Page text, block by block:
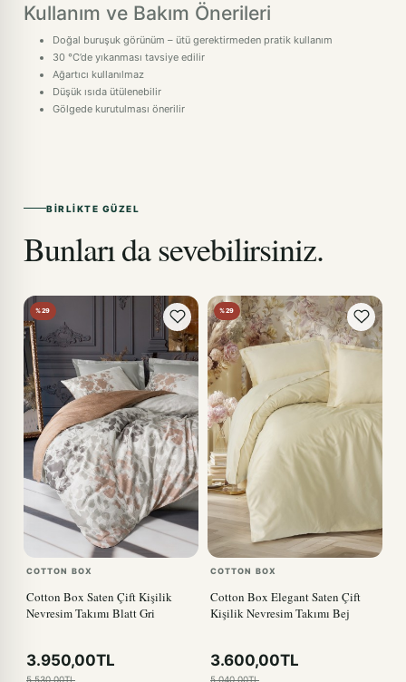
Kullanım ve Bakım Önerileri
Doğal buruşuk görünüm – ütü gerektirmeden pratik kullanım
30 °C’de yıkanması tavsiye edilir
Ağartıcı kullanılmaz
Düşük ısıda ütülenebilir
Gölgede kurutulması önerilir
BIRLIKTE GÜZEL
Bunları da sevebilirsiniz.
%29
COTTON BOX
Cotton Box Saten Çift Kişilik
Nevresim Takımı Blatt Gri
3.950,00TL
5.530,00TL
%29
COTTON BOX
Cotton Box Elegant Saten Çift
Kişilik Nevresim Takımı Bej
3.600,00TL
5.040,00TL